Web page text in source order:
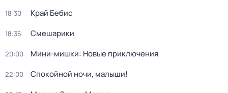
18:30 Край Бебис
18:35 Смешарики
20:00 Мини-мишки: Новые приключения
22:00 Спокойной ночи, малыши!